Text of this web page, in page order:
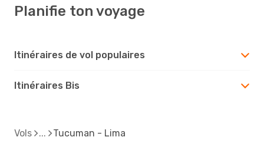
Planifie ton voyage
Itinéraires de vol populaires
Itinéraires Bis
Vols Tucuman - Lima